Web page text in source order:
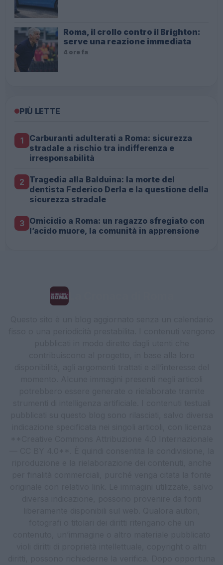
Roma, il crollo contro il Brighton:
serve una reazione immediata
4 ore fa
PIÙ LETTE
1
Carburanti adulterati a Roma: sicurezza
stradale a rischio tra indifferenza e
irresponsabilità
2 Tragedia alla Balduina: la morte del
dentista Federico Derla e la questione della
sicurezza stradale
3 Omicidio a Roma: un ragazzo sfregiato con
l’acido muore, la comunità in apprensione